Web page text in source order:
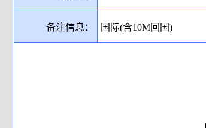
备注信息： 国际(含10M回国)